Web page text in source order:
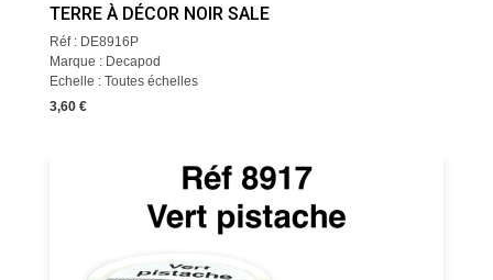
TERRE À DÉCOR NOIR SALE
Réf : DE8916P
Marque : Decapod
Echelle : Toutes échelles
3,60 €